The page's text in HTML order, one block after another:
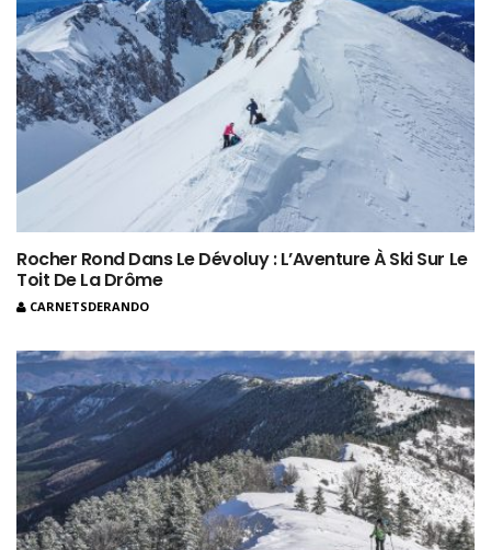
Rocher Rond Dans Le Dévoluy : L’Aventure À Ski Sur Le
Toit De La Drôme
CARNETSDERANDO